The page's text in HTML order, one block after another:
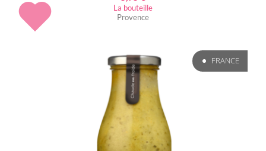
La bouteille
Provence
FRANCE